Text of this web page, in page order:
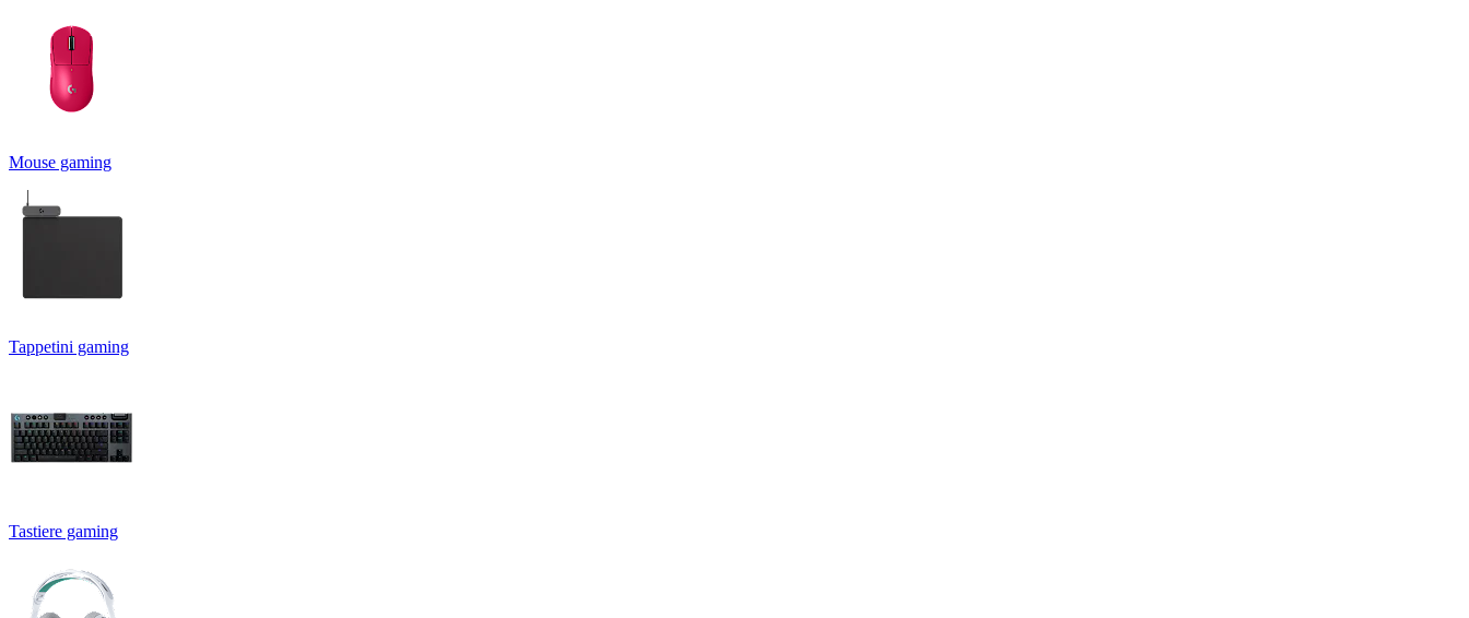
Mouse gaming
Tappetini gaming
Tastiere gaming